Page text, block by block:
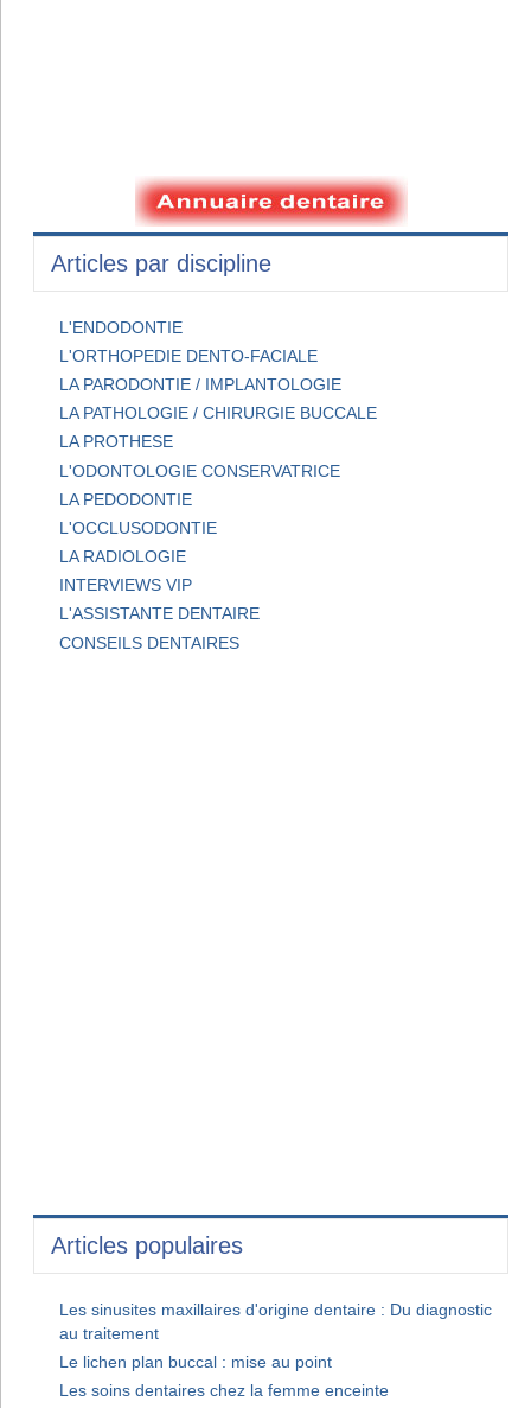
Articles par discipline
L'ENDODONTIE
L'ORTHOPEDIE DENTO-FACIALE
LA PARODONTIE / IMPLANTOLOGIE
LA PATHOLOGIE / CHIRURGIE BUCCALE
LA PROTHESE
L'ODONTOLOGIE CONSERVATRICE
LA PEDODONTIE
L'OCCLUSODONTIE
LA RADIOLOGIE
INTERVIEWS VIP
L'ASSISTANTE DENTAIRE
CONSEILS DENTAIRES
Articles populaires
Les sinusites maxillaires d'origine dentaire : Du diagnostic
au traitement
Le lichen plan buccal : mise au point
Les soins dentaires chez la femme enceinte